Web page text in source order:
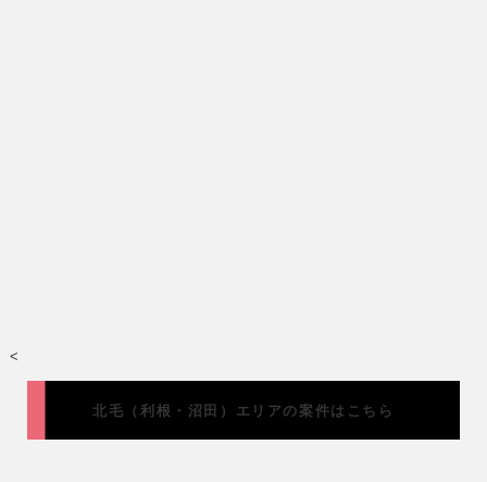
<
北毛（利根・沼田）エリアの案件はこちら